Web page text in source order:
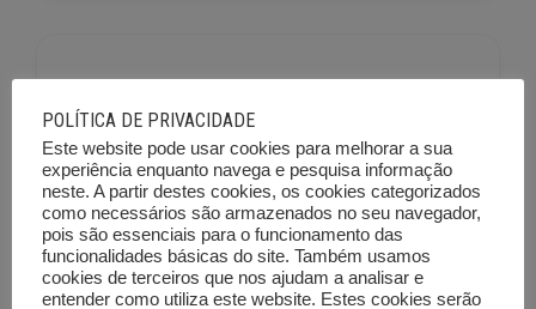
Setúbal
225
POLÍTICA DE PRIVACIDADE
Este website pode usar cookies para melhorar a sua
experiência enquanto navega e pesquisa informação
neste. A partir destes cookies, os cookies categorizados
como necessários são armazenados no seu navegador,
pois são essenciais para o funcionamento das
funcionalidades básicas do site. Também usamos
cookies de terceiros que nos ajudam a analisar e
entender como utiliza este website. Estes cookies serão